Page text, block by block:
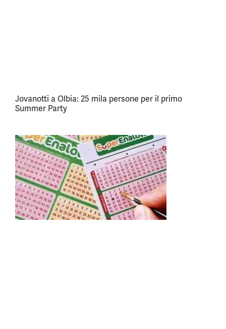
Jovanotti a Olbia: 25 mila persone per il primo
Summer Party